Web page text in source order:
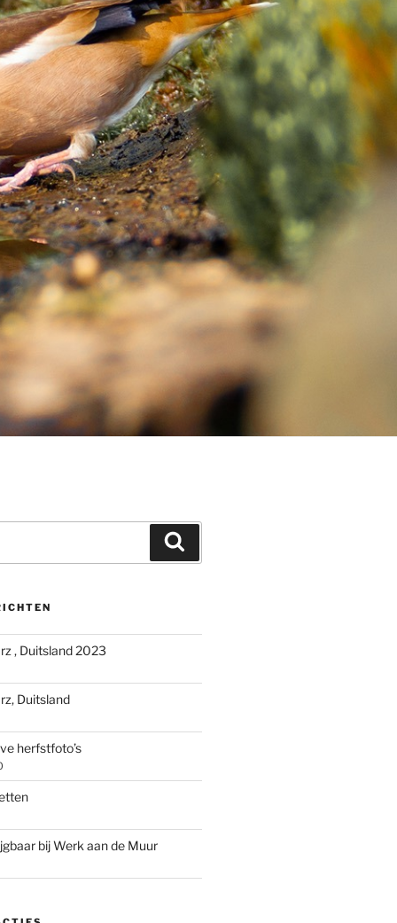
, Duitsland 2023
Duitsland
herfstfoto’s
bij Werk aan de Muur